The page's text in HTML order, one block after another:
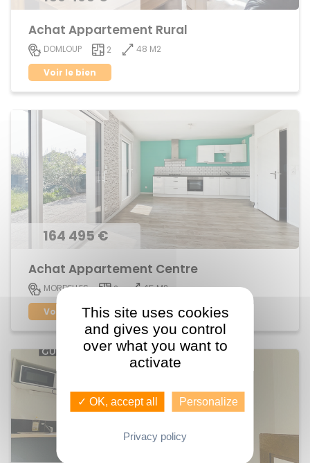
Achat Appartement Rural
DOMLOUP 2
48 M2
Voir le bien
164 495 €
Achat Appartement Centre
MORDELLES 2
45 M2
Voir le bienThis site uses cookies
and gives you control
over what you want to
activate
✓ OK, accept all Personalize
Privacy policy